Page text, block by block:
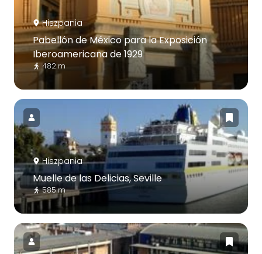
Hiszpania
Pabellón de México para la Exposición
Iberoamericana de 1929
482 m
Hiszpania
Muelle de las Delicias, Seville
585 m